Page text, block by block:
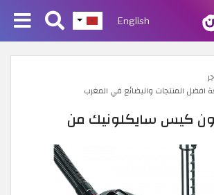
English
افضل المنتجات والبضائع في المغرب
كيس سايكلونيك من